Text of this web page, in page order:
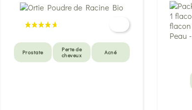
Prostate
Perte de
cheveux
Acné